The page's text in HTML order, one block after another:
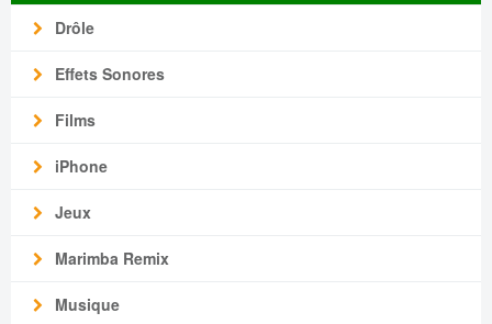
Drôle
Effets Sonores
Films
iPhone
Jeux
Marimba Remix
Musique